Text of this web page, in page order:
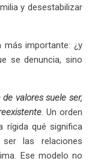
y desestabilizar
importante: ¿y
se denuncia, sino
valores suele ser,
. Un orden
rígida qué significa
las relaciones
Ese modelo no